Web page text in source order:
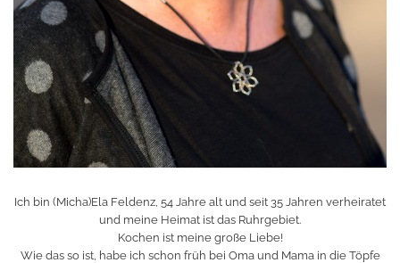
Ich bin (Micha)Ela Feldenz, 54 Jahre alt und seit 35 Jahren verheiratet
und meine Heimat ist das Ruhrgebiet.
Kochen ist meine große Liebe!
Wie das so ist, habe ich schon früh bei Oma und Mama in die Töpfe